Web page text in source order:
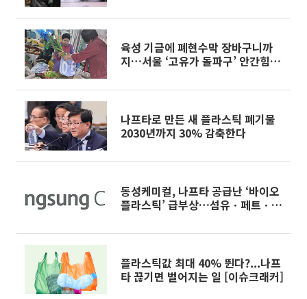
육성 기금에 폐현수막 장바구니까
지…서울 ‘고유가 돌파구’ 안간힘
나프타로 만든 새 플라스틱 폐기물
2030년까지 30% 감축한다
동성케미컬, 나프타 공급난 ‘바이오
플라스틱’ 급부상…섬유ㆍ페트ㆍ페
플라스틱값 최대 40% 뛴다?...나프
타 끊기면 벌어지는 일 [이슈크래커]